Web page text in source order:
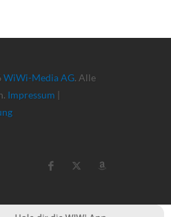
WiWi-Media AG. Alle
Impressum |